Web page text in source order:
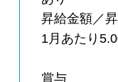
昇給金額／
1月あたり
賞与